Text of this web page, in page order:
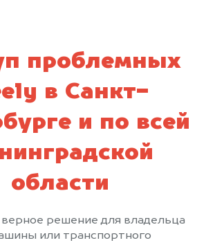
проблемных
в Санкт-
и по всей
области
решение для владельца
или транспортного